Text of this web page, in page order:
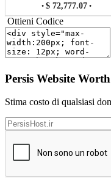
• $ 72,777.07 •
Ottieni Codice
Persis Website
Stima costo di qualsiasi